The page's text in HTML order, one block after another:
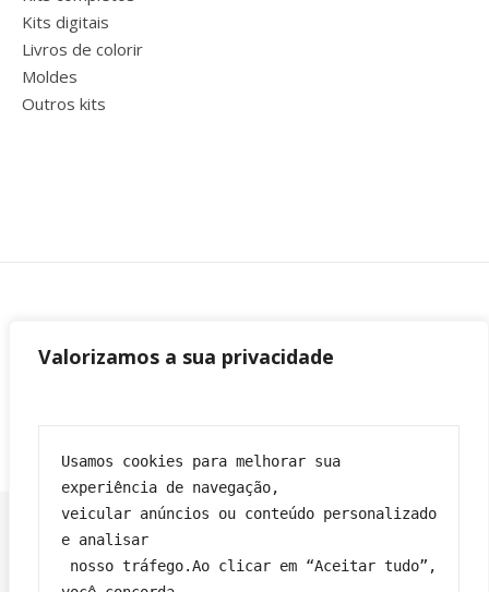
Valorizamos a sua privacidade
Usamos cookies para melhorar sua
experiência de navegação,
veicular anúncios ou conteúdo personalizado
e analisar
Kits digitais
Livros de colorir
Moldes
Outros kits
Franciane|Tema Bard por WP Royal.